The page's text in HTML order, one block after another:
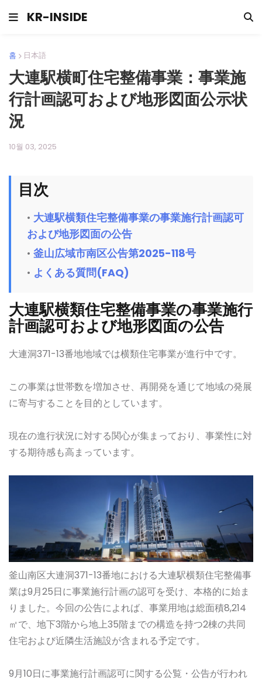
KR-INSIDE
홈 日本語
大連駅横町住宅整備事業：事業施
行計画認可および地形図面公示状
況
10월 03, 2025
目次
大連駅横類住宅整備事業の事業施行計画認可
および地形図面の公告
釜山広域市南区公告第2025-118号
よくある質問(FAQ)
大連駅横類住宅整備事業の事業施行
計画認可および地形図面の公告
大連洞371-13番地地域では横類住宅事業が進行中です。
この事業は世帯数を増加させ、再開発を通じて地域の発展
に寄与することを目的としています。
現在の進行状況に対する関心が集まっており、事業性に対
する期待感も高まっています。
釜山南区大連洞371-13番地における大連駅横類住宅整備事
業は9月25日に事業施行計画の認可を受け、本格的に始ま
りました。今回の公告によれば、事業用地は総面積8,214
㎡で、地下3階から地上35階までの構造を持つ2棟の共同
住宅および近隣生活施設が含まれる予定です。
9月10日に事業施行計画認可に関する公覧・公告が行われ